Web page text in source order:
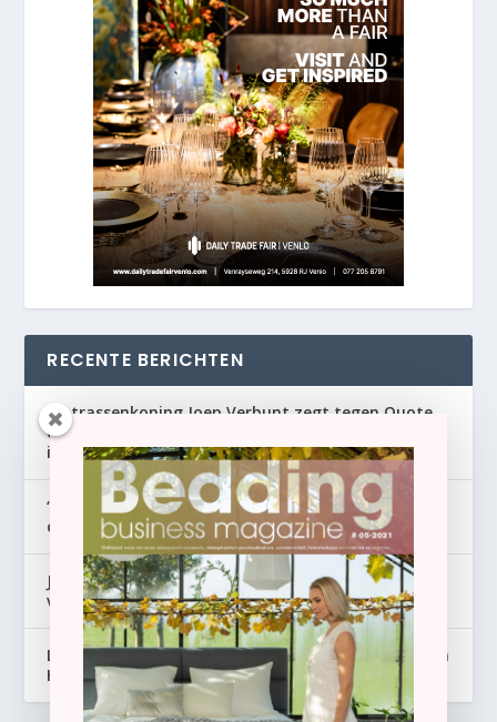
RECENTE BERICHTEN
Matrassenkoning Joep Verbunt zegt tegen Quote
over €100 miljoen omzet: ‘Het voelt ieder jaar alsof
ik mijn bedrijf verkoop’
‘Bed-in-a-box domineert Europese matraslabels,
ondanks nationale verschillen’
Joshua Huisman genomineerd voor Franchisenemer
van het Jaar 2026
Laviva Bedding breidt productie en showroom uit in
Heinenoord